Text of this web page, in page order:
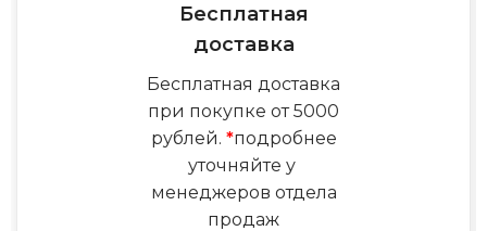
Бесплатная
доставка
Бесплатная доставка
при покупке от 5000
рублей. *подробнее
уточняйте у
менеджеров отдела
продаж